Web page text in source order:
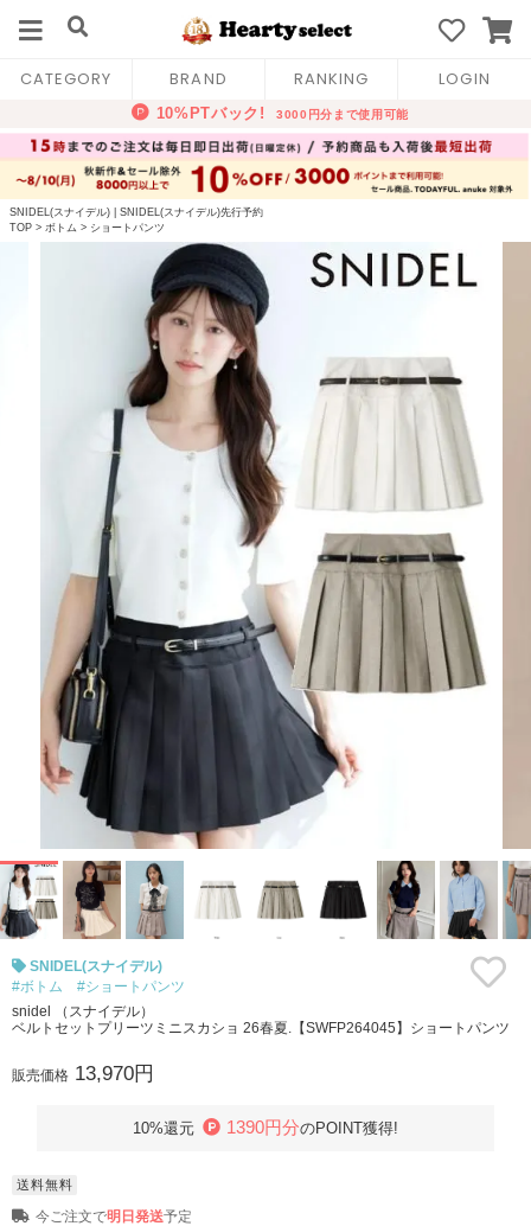
CATEGORY BRAND RANKING LOGIN
SNIDEL(スナイデル)
SNIDEL(スナイデル)先行予約
TOP > ボトム > ショートパンツ
SNIDEL(スナイデル)
#ボトム
#ショートパンツ
snidel （スナイデル）
ベルトセットプリーツミニスカショ 26春夏.【SWFP264045】ショートパンツ
販売価格 13,970円
10%還元 1390円分のPOINT獲得!
送料無料
今ご注文で明日発送予定